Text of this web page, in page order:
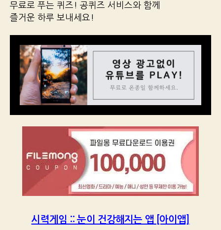
무료로 푸는 퀴즈! 공퀴즈 서비스와 함께
즐거운 하루 보내세요!
시력게임 :: 눈이 건강해지는 앱 [아이앱]